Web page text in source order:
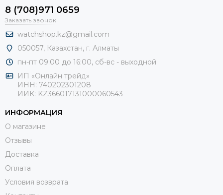
8 (708)971 0659
Заказать звонок
watchshop.kz@gmail.com
050057, Казахстан, г. Алматы
пн-пт 09:00 до 16:00, сб-вс - выходной
ИП «Онлайн трейд»
ИНН: 740202301208
ИИК: KZ366017131000060543
ИНФОРМАЦИЯ
О магазине
Отзывы
Доставка
Оплата
Условия возврата